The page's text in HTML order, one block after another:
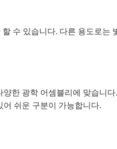
수 있습니다. 다른 용도로는
한 광학 어셈블리에 맞습니
쉬운 구분이 가능합니다.